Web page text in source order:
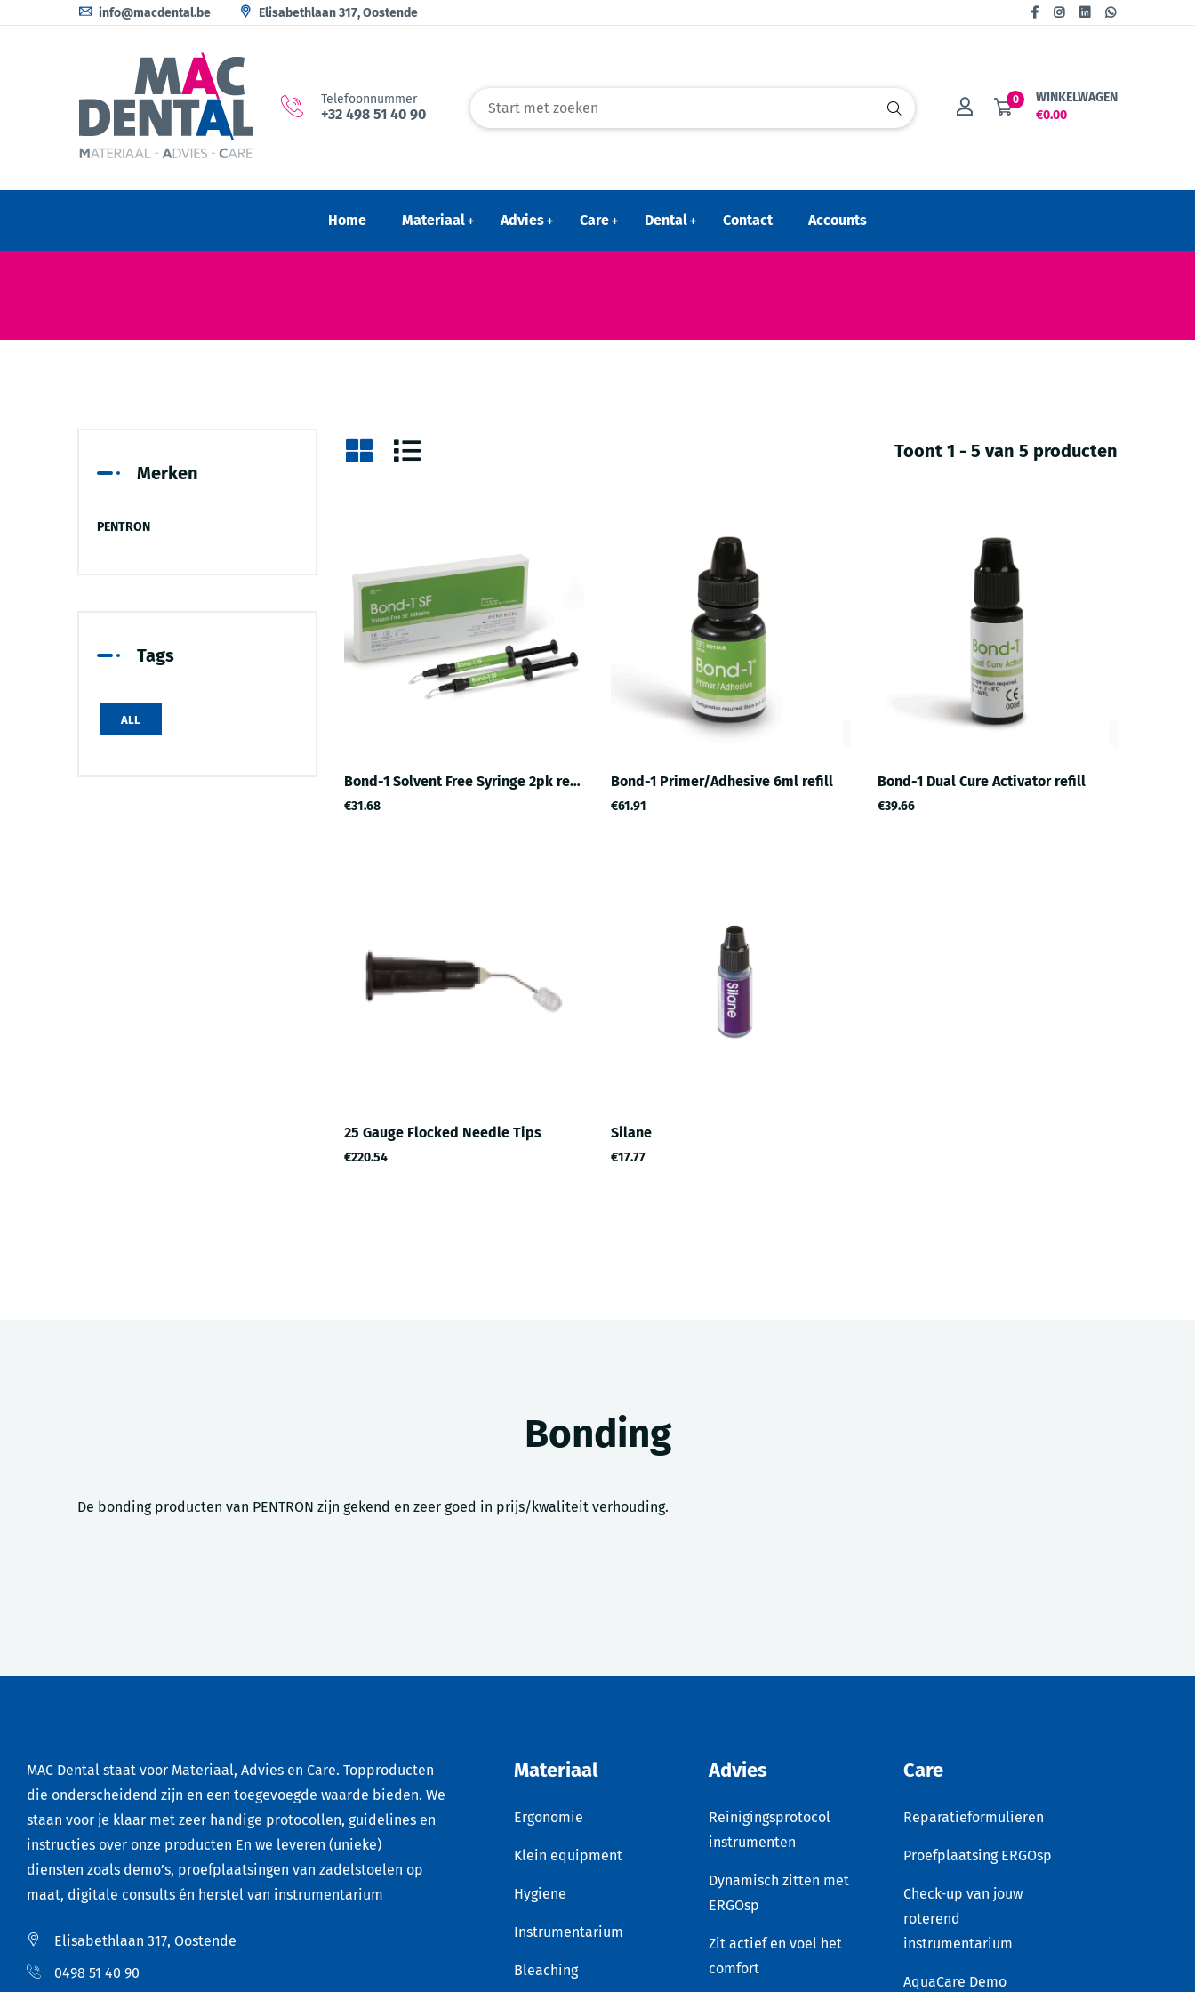
info@macdental.be Elisabethlaan 317, Oostende
Telefoonnummer
+32 498 51 40 90
0
WINKELWAGEN
€0.00
Home Materiaal Advies Care Dental Contact Accounts
Merken
PENTRON
Tags
ALL
Toont 1 - 5 van 5 producten
Bond-1 Solvent Free Syringe 2pk refill
€31.68
Bond-1 Primer/Adhesive 6ml refill
€61.91
Bond-1 Dual Cure Activator refill
€39.66
25 Gauge Flocked Needle Tips
€220.54
Silane
€17.77
Bonding
De bonding producten van PENTRON zijn gekend en zeer goed in prijs/kwaliteit verhouding.
MAC Dental staat voor Materiaal, Advies en Care. Topproducten
die onderscheidend zijn en een toegevoegde waarde bieden. We
staan voor je klaar met zeer handige protocollen, guidelines en
instructies over onze producten En we leveren (unieke)
diensten zoals demo’s, proefplaatsingen van zadelstoelen op
maat, digitale consults én herstel van instrumentarium
Elisabethlaan 317, Oostende
0498 51 40 90
Materiaal
Ergonomie
Klein equipment
Hygiene
Instrumentarium
Bleaching
Advies
Reinigingsprotocol
instrumenten
Dynamisch zitten met
ERGOsp
Zit actief en voel het
comfort
Care
Reparatieformulieren
Proefplaatsing ERGOsp
Check-up van jouw
roterend
instrumentarium
AquaCare Demo